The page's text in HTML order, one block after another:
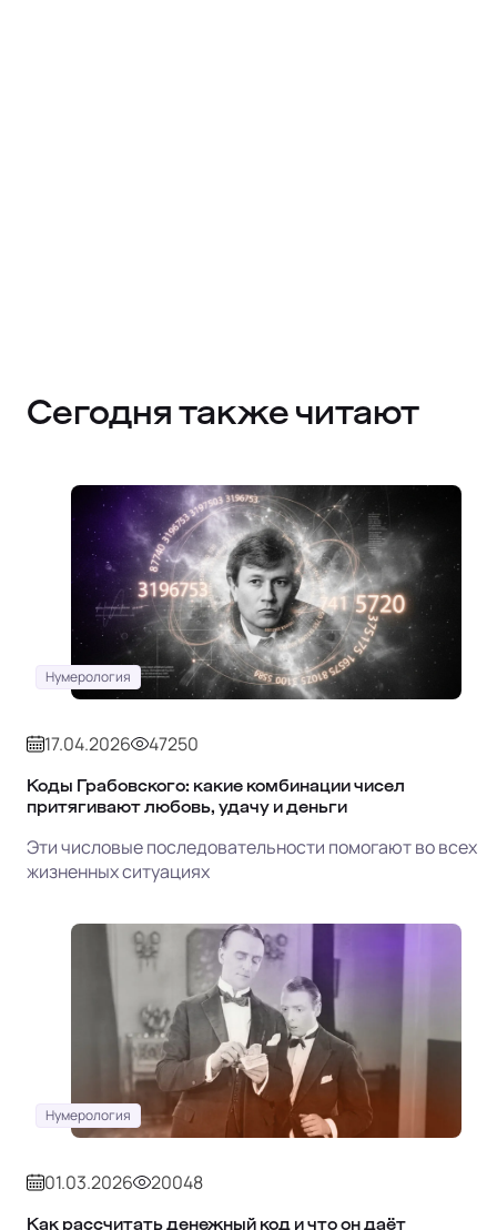
Сегодня также читают
Нумерология
17.04.2026 47250
Коды Грабовского: какие комбинации чисел
притягивают любовь, удачу и деньги
Эти числовые последовательности помогают во всех
жизненных ситуациях
Нумерология
01.03.2026 20048
Как рассчитать денежный код и что он даёт